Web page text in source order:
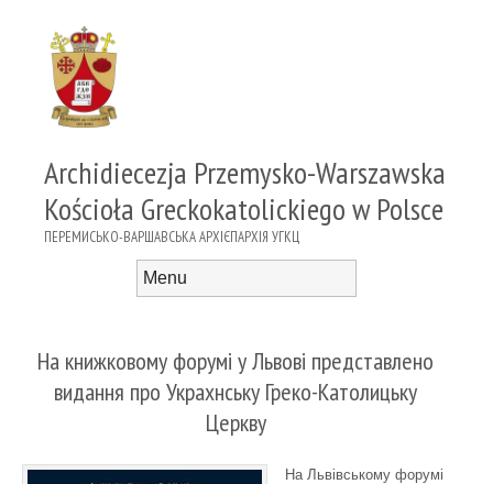
Archidiecezja Przemysko-Warszawska
Kościoła Greckokatolickiego w Polsce
ПЕРЕМИСЬКО-ВАРШАВСЬКА АРХІЄПАРХІЯ УГКЦ
На книжковому форумі у Львові представлено
видання про Украхнську Греко-Католицьку
Церкву
На Львівському форумі